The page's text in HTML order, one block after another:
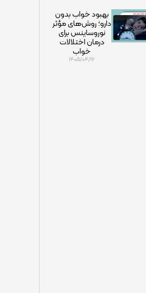
بهبود خواب بدون
دارو؛ روش‌های مؤثر
نوروساینس برای
درمان اختلالات
خواب
۱۴۰۵/۰۴/۱۶